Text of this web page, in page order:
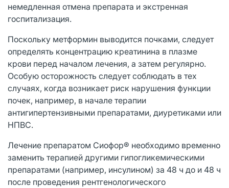
немедленная отмена препарата и экстренная
госпитализация.
Поскольку метформин выводится почками, следует
определять концентрацию креатинина в плазме
крови перед началом лечения, а затем регулярно.
Особую осторожность следует соблюдать в тех
случаях, когда возникает риск нарушения функции
почек, например, в начале терапии
антигипертензивными препаратами, диуретиками или
НПВС.
Лечение препаратом Сиофор® необходимо временно
заменить терапией другими гипогликемическими
препаратами (например, инсулином) за 48 ч до и 48 ч
после проведения рентгенологического